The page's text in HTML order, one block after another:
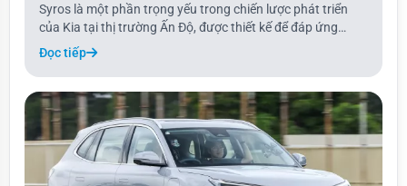
Syros là một phần trọng yếu trong chiến lược phát triển
của Kia tại thị trường Ấn Độ, được thiết kế để đáp ứng
những nhu cầu đặc thù của người tiêu dùng địa phương,
đồng thời vẫn duy trì sức hấp dẫn trên toàn cầu. Mẫu xe
này sẽ lấp đầy khoảng trống giữa c
Đọc tiếp